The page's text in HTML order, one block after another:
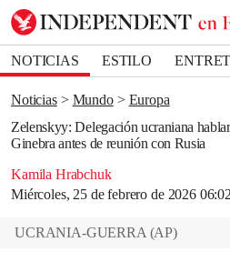
NOTICIAS ESTILO
DEPORTES
Noticias Mundo
Europa
Zelenskyy: Delegación ucraniana
Ginebra antes de reunión con Rusia
Kamila Hrabchuk
Miércoles, 25 de febrero de 2026
Bookmark popover
Removed from bookmarks
Close popover
UCRANIA-GUERRA (AP)